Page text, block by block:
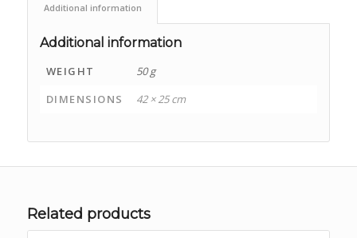
Additional information
Additional information
WEIGHT
50 g
DIMENSIONS
42 × 25 cm
Related products